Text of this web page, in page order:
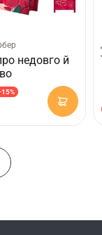
недовго й